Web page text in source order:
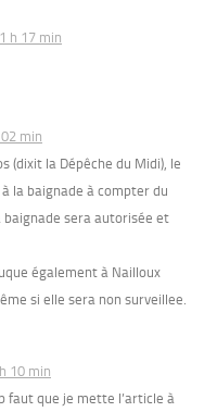
h 17 min
min
(dixit la Dépêche du Midi), le
la baignade à compter du
baignade sera autorisée et
également à Nailloux
si elle sera non surveillee.
10 min
faut que je mette l’article à